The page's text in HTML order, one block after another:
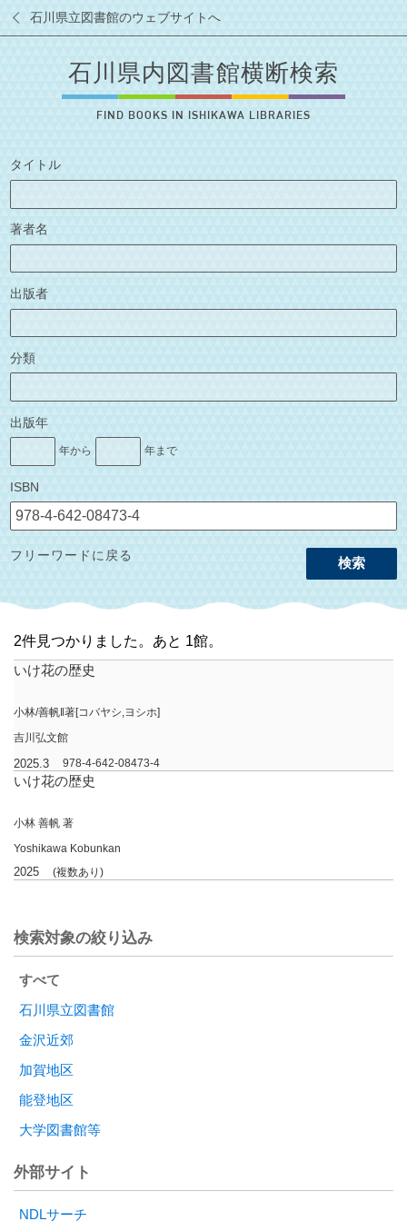
石川県立図書館のウェブサイトへ
石川県内図書館横断検索
FIND BOOKS IN ISHIKAWA LIBRARIES
タイトル
著者名
出版者
分類
出版年
年から 年まで
ISBN
検索
フリーワードに戻る
2件見つかりました。あと 1館。
いけ花の歴史
小林/善帆‖著[コバヤシ,ヨシホ]
吉川弘文館
2025.3 978-4-642-08473-4
いけ花の歴史
小林 善帆 著
Yoshikawa Kobunkan
2025 (複数あり)
検索対象の絞り込み
すべて
石川県立図書館
金沢近郊
加賀地区
能登地区
大学図書館等
外部サイト
NDLサーチ